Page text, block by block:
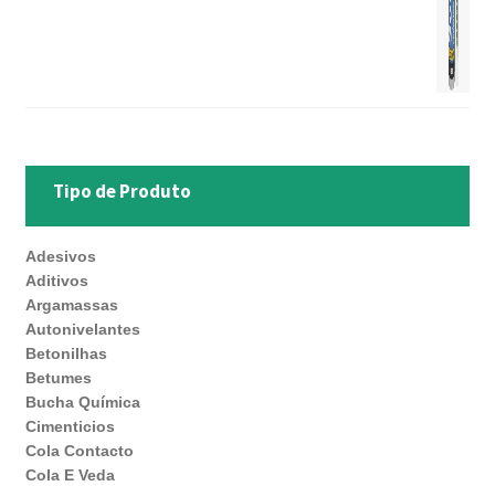
Tipo de Produto
Adesivos
Aditivos
Argamassas
Autonivelantes
Betonilhas
Betumes
Bucha Química
Cimenticios
Cola Contacto
Cola E Veda